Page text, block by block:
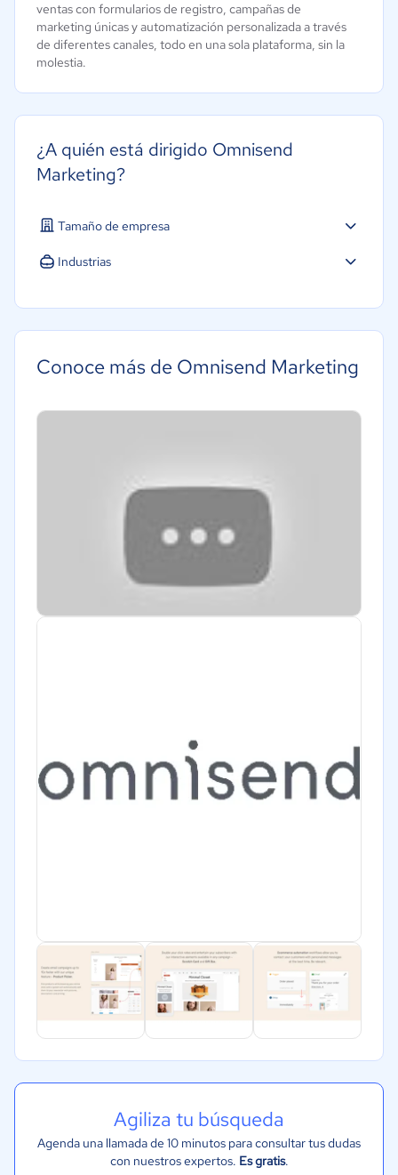
ventas con formularios de registro, campañas de
marketing únicas y automatización personalizada a través
de diferentes canales, todo en una sola plataforma, sin la
molestia.
¿A quién está dirigido Omnisend
Marketing?
Tamaño de empresa
Industrias
Conoce más de Omnisend Marketing
Agiliza tu búsqueda
Agenda una llamada de 10 minutos para consultar tus dudas
con nuestros expertos. Es gratis.